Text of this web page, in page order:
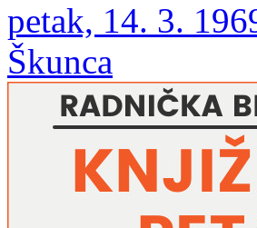
petak, 14. 3.
Škunca